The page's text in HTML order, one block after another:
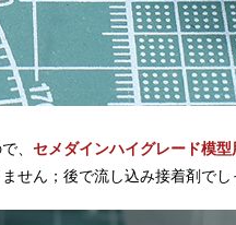
、 セメダインハイグレード模型
せん；後で流し込み接着剤でし